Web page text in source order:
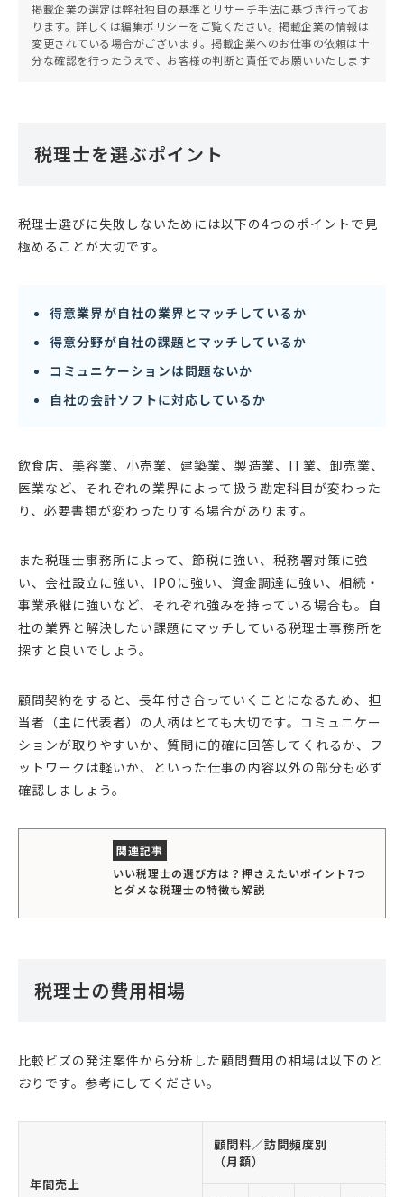
掲載企業の選定は弊社独自の基準とリサーチ手法に基づき行ってお
ります。詳しくは編集ポリシーをご覧ください。掲載企業の情報は
変更されている場合がございます。掲載企業へのお仕事の依頼は十
分な確認を行ったうえで、お客様の判断と責任でお願いいたします
税理士を選ぶポイント
税理士選びに失敗しないためには以下の4つのポイントで見
極めることが大切です。
得意業界が自社の業界とマッチしているか
得意分野が自社の課題とマッチしているか
コミュニケーションは問題ないか
自社の会計ソフトに対応しているか
飲食店、美容業、小売業、建築業、製造業、IT業、卸売業、
医業など、それぞれの業界によって扱う勘定科目が変わった
り、必要書類が変わったりする場合があります。
また税理士事務所によって、節税に強い、税務署対策に強
い、会社設立に強い、IPOに強い、資金調達に強い、相続・
事業承継に強いなど、それぞれ強みを持っている場合も。自
社の業界と解決したい課題にマッチしている税理士事務所を
探すと良いでしょう。
顧問契約をすると、長年付き合っていくことになるため、担
当者（主に代表者）の人柄はとても大切です。コミュニケー
ションが取りやすいか、質問に的確に回答してくれるか、フ
ットワークは軽いか、といった仕事の内容以外の部分も必ず
確認しましょう。
いい税理士の選び方は？押さえたいポイント7つ
とダメな税理士の特徴も解説
税理士の費用相場
比較ビズの発注案件から分析した顧問費用の相場は以下のと
おりです。参考にしてください。
年間売上
顧問料／訪問頻度別
（月額）